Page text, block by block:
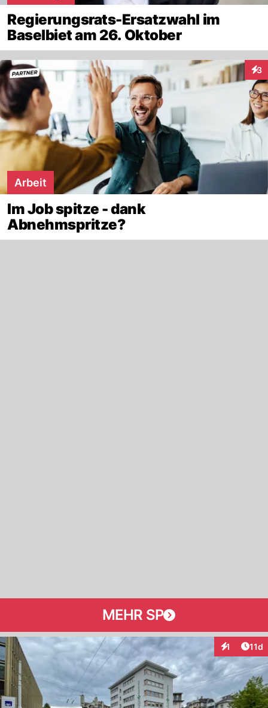
Regierungsrats-Ersatzwahl im
Baselbiet am 26. Oktober
3
Arbeit
Im Job spitze - dank
Abnehmspritze?
MEHR SP
1 11d